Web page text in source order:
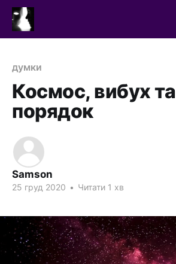
думки
Космос, вибух та
порядок
Samson
25 груд 2020 • Читати 1 хв